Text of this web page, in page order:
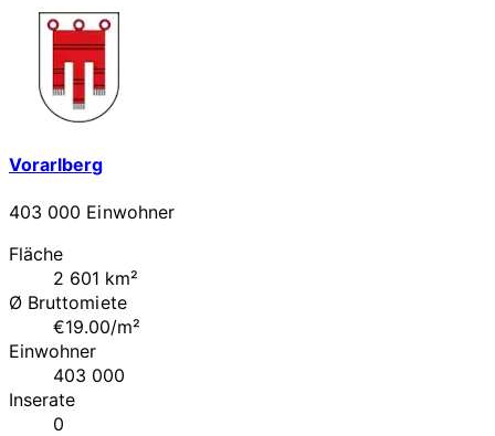
Vorarlberg
403 000 Einwohner
Fläche
2 601 km²
Ø Bruttomiete
€19.00/m²
Einwohner
403 000
Inserate
0